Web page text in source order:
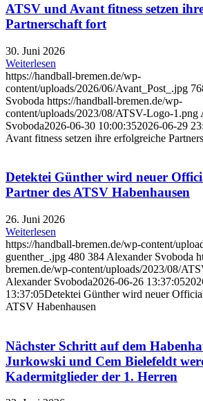
ATSV und Avant fitness setzen
Partnerschaft fort
30. Juni 2026
Weiterlesen
https://handball-bremen.de/wp-
content/uploads/2026/06/Avant_Post_.jpg
Svoboda https://handball-bremen.de/wp-
content/uploads/2023/08/ATSV-Logo-1.png
Svoboda2026-06-30 10:00:352026-06-29
Avant fitness setzen ihre erfolgreiche
Detektei Günther wird neuer
Partner des ATSV Habenhausen
26. Juni 2026
Weiterlesen
https://handball-bremen.de/wp-content/
guenther_.jpg 480 384 Alexander Svoboda
bremen.de/wp-content/uploads/2023/08/
Alexander Svoboda2026-06-26 13:37:05
13:37:05Detektei Günther wird neuer
ATSV Habenhausen
Nächster Schritt auf dem
Jurkowski und Cem Bielefeldt
Kadermitglieder der 1. Herren